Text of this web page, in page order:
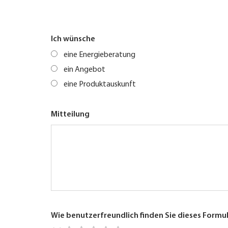
Ich wünsche
eine Energieberatung
ein Angebot
eine Produktauskunft
Mitteilung
Wie benutzerfreundlich finden Sie dieses